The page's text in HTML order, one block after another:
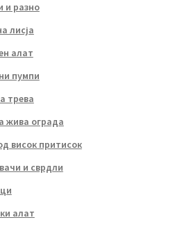
и разно
лисја
алат
пумпи
трева
жива ограда
висок притисок
и сврдли
алат